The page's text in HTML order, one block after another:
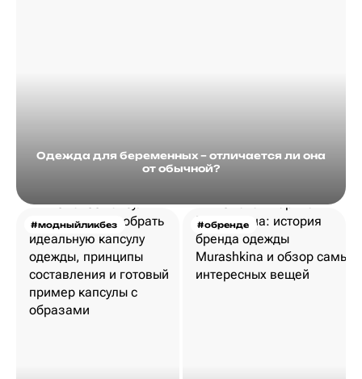
Одежда для беременных – отличается ли она
от обычной?
#модныйликбез #обренде